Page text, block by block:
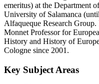
emeritus) at the Department
University of Salamanca
Alfaqueque Research Group.
Monnet Professor for
History and History of
Cologne since 2001.
Key Subject Areas